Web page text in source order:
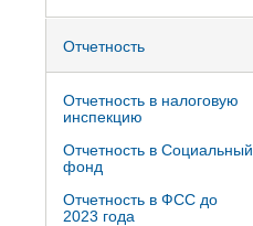
Отчетность
Отчетность в налоговую
инспекцию
Отчетность в Социальный
фонд
Отчетность в ФСС до
2023 года